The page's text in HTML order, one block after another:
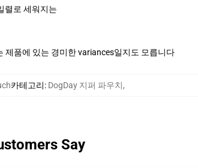
렬로 세워지는
제품에 있는 경미한 variances일지도 모릅니다
카테고리: DogDay 지퍼 파우치,
Say